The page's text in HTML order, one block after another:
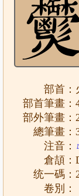
部首：
部首筆畫：
部外筆畫：
總筆畫：
注音：
倉頡：
统一碼：
卷別：〈